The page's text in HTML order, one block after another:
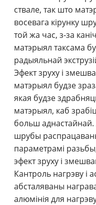
ствале, так што
восевага кірунку
той жа час, з-за
матэрыял таксама
радыяльнай
Эфект зруху і
матэрыял будзе
якая будзе
матэрыял, каб
больш аднастайнай.
шрубы
параметрамі
эфект зруху і
Кантроль нагрэву і
абсталяваны
алюмінія для